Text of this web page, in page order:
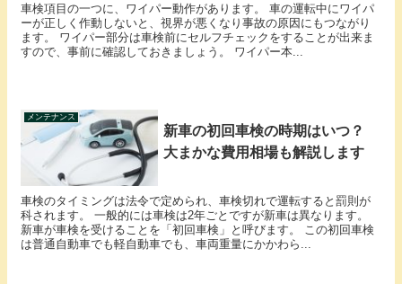
車検項目の一つに、ワイパー動作があります。 車の運転中にワイパ
ーが正しく作動しないと、視界が悪くなり事故の原因にもつながり
ます。 ワイパー部分は車検前にセルフチェックをすることが出来ま
すので、事前に確認しておきましょう。 ワイパー本...
メンテナンス
新車の初回車検の時期はいつ？
大まかな費用相場も解説します
車検のタイミングは法令で定められ、車検切れで運転すると罰則が
科されます。 一般的には車検は2年ごとですが新車は異なります。
新車が車検を受けることを「初回車検」と呼びます。 この初回車検
は普通自動車でも軽自動車でも、車両重量にかかわら...